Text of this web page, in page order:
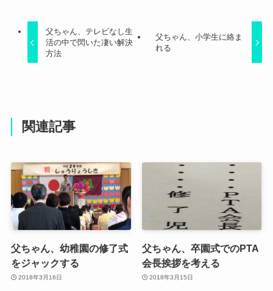
父ちゃん、テレビなし生
活の中で閃いた凄い解決
方法
父ちゃん、小学生に絡ま
れる
関連記事
父ちゃん、幼稚園の修了式
をジャックする
2018年3月16日
父ちゃん、卒園式でのPTA
会長挨拶を考える
2018年3月15日